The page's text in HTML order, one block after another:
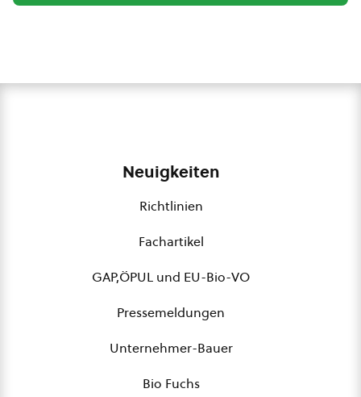
Neuigkeiten
Richtlinien
Fachartikel
GAP,ÖPUL und EU-Bio-VO
Pressemeldungen
Unternehmer-Bauer
Bio Fuchs